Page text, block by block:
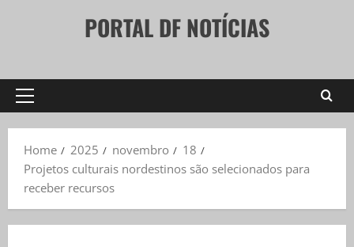
PORTAL DF NOTÍCIAS
Primary
Home
2025 novembro
18
Projetos culturais nordestinos são selecionados para
receber recursos